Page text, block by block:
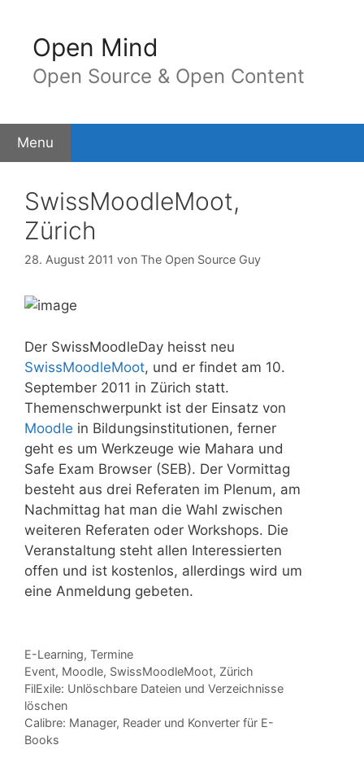
InhaltOpen Mind
Open Source & Open Content
Menu
SwissMoodleMoot,
Zürich
28. August 2011 von The Open Source Guy
Der SwissMoodleDay heisst neu
SwissMoodleMoot, und er findet am 10.
September 2011 in Zürich statt.
Themenschwerpunkt ist der Einsatz von
Moodle in Bildungsinstitutionen, ferner
geht es um Werkzeuge wie Mahara und
Safe Exam Browser (SEB). Der Vormittag
besteht aus drei Referaten im Plenum, am
Nachmittag hat man die Wahl zwischen
weiteren Referaten oder Workshops. Die
Veranstaltung steht allen Interessierten
offen und ist kostenlos, allerdings wird um
eine Anmeldung gebeten.
Kategorien
E-Learning, Termine
Tags
Event, Moodle, SwissMoodleMoot, Zürich
FilExile: Unlöschbare Dateien und Verzeichnisse
löschen
Calibre: Manager, Reader und Konverter für E-
Books